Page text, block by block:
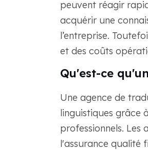
peuvent réagir
acquérir une
l’entreprise.
et des coûts
Qu'est-ce
Une agence de
linguistiques grâce
professionnels.
l'assurance qualité